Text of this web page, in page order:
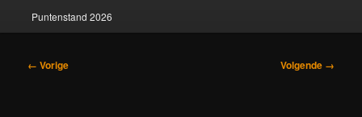
Puntenstand 2026
Afbeeldingsnavigatie
← Vorige Volgende →